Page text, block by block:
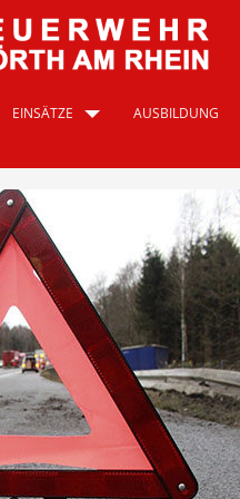
EINSÄTZE AUSBILDUNG